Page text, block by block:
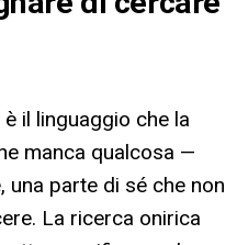
il linguaggio che la
manca qualcosa —
una parte di sé che non
La ricerca onirica